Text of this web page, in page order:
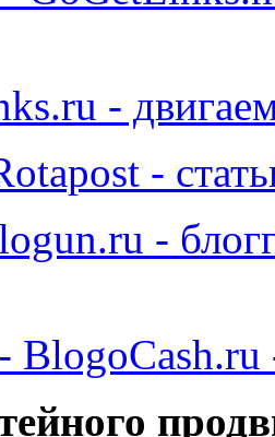
-
-
-
- BlogoCash.ru